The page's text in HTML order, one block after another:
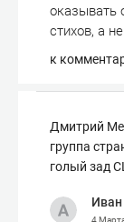
оказывать
стихов, а
к
Дмитрий
группа
голый зад
Иван
4